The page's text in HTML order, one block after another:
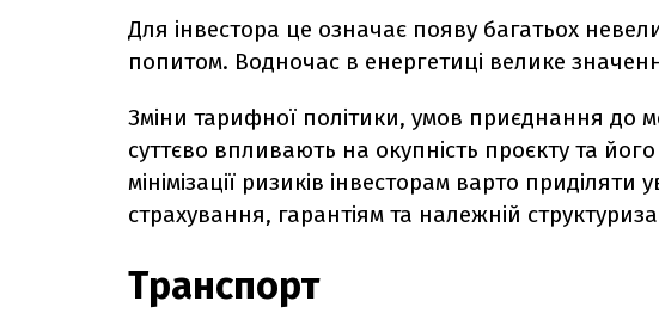
Для інвестора це означає появу багатьох
попитом. Водночас в енергетиці велике
Зміни тарифної політики, умов приєднання до
суттєво впливають на окупність проєкту та
мінімізації ризиків інвесторам варто приділяти
страхування, гарантіям та належній
Транспорт